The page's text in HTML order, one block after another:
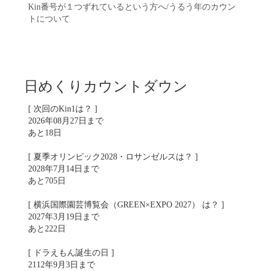
Kin番号が１つずれているという方へ/うるう年のカウン
トについて
日めくりカウントダウン
[ 次回のKin1は？ ]
2026年08月27日まで
あと18日
[ 夏季オリンピック2028・ロサンゼルスは？ ]
2028年7月14日まで
あと705日
[ 横浜国際園芸博覧会（GREEN×EXPO 2027） は？ ]
2027年3月19日まで
あと222日
[ ドラえもん誕生の日 ]
2112年9月3日まで